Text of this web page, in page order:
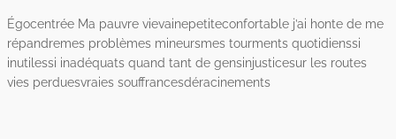
Égocentrée Ma pauvre vievainepetiteconfortable j’ai honte de me
répandremes problèmes mineursmes tourments quotidienssi
inutilessi inadéquats quand tant de gensinjusticesur les routes
vies perduesvraies souffrancesdéracinements